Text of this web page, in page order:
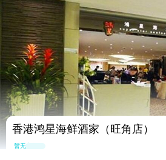
香港鸿星海鲜酒家（旺角店）
暂无点评
